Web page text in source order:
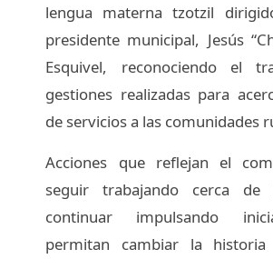
lengua materna tzotzil
presidente municipal, Jesús
Esquivel, reconociendo el
gestiones realizadas para
de servicios a las comunidades
Acciones que reflejan el
seguir trabajando cerca
continuar impulsando
permitan cambiar la